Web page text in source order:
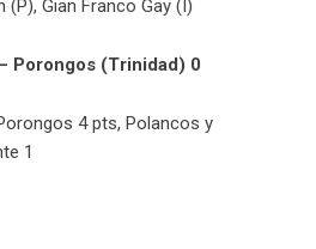
(P), Gian Franco Gay (I)
Porongos (Trinidad) 0
4 pts, Polancos y
1